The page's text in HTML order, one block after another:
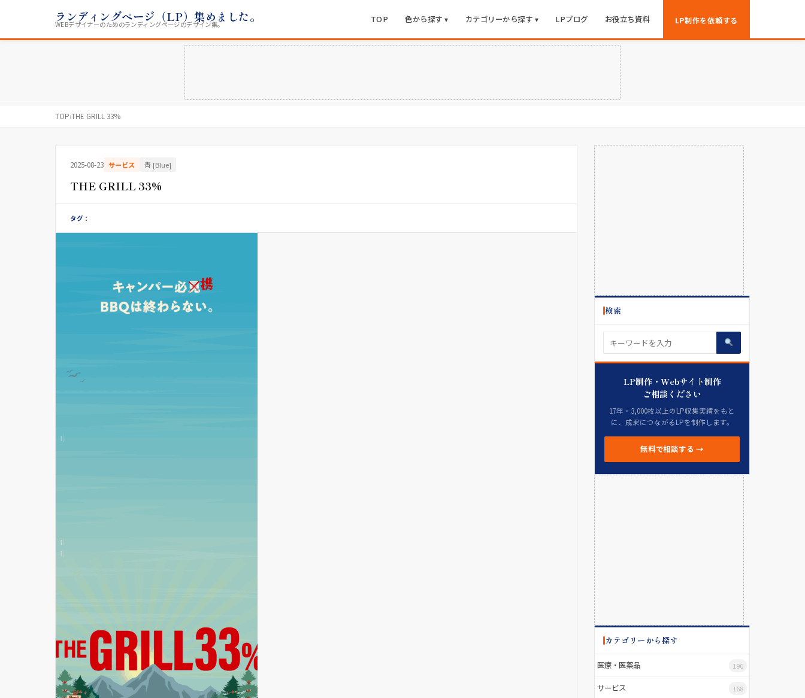
ランディングページ（LP）集めました。
WEBデザイナーのためのランディングページのデザイン集。 TOP 色から探す ▾ カテゴリーから探す ▾ LPブログ お役立ち資料 LP制作を依頼する
TOP›THE GRILL 33%
2025-08-23 サービス 青 [Blue]
THE GRILL 33%
タグ：
検索
LP制作・Webサイト制作
ご相談ください
17年・3,000枚以上のLP収集実績をもと
に、成果につながるLPを制作します。
無料で相談する →
カテゴリーから探す
医療・医薬品 196
サービス 168